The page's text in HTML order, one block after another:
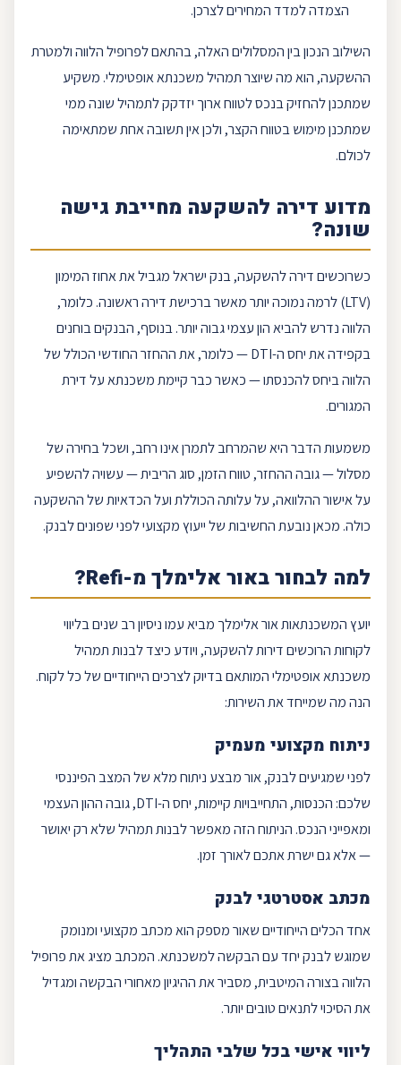
הצמדה למדד המחירים לצרכן.
השילוב הנכון בין המסלולים האלה, בהתאם לפרופיל הלווה ולמטרת
ההשקעה, הוא מה שיוצר תמהיל משכנתא אופטימלי. משקיע
שמתכנן להחזיק בנכס לטווח ארוך יזדקק לתמהיל שונה ממי
שמתכנן מימוש בטווח הקצר, ולכן אין תשובה אחת שמתאימה
לכולם.
מדוע דירה להשקעה מחייבת גישה
שונה?
כשרוכשים דירה להשקעה,בנק ישראלמגביל את אחוז המימון
(
LTV) לרמה נמוכה יותר מאשר ברכישתדירה ראשונה. כלומר,
הלווה נדרש להביאהון עצמיגבוה יותר. בנוסף, הבנקים בוחנים
בקפידה את יחס ה-DTI — כלומר, את ההחזר החודשי הכולל של
הלווה ביחס להכנסתו — כאשר כבר קיימת משכנתא על דירת
המגורים.
משמעות הדבר היא שהמרחב לתמרן אינו רחב, ושכל בחירה של
מסלול — גובה ההחזר, טווח הזמן, סוג הריבית — עשויה להשפיע
על אישור ההלוואה, על עלותה הכוללת ועל הכדאיות של ההשקעה
כולה. מכאן נובעת החשיבות של ייעוץ מקצועי לפני שפונים לבנק.
למה לבחור באור אלימלךמ-Refi
?
יועץ המשכנתאותאור אלימלך מביא עמו ניסיון רב שנים בליווי
לקוחות הרוכשים דירות להשקעה, ויודע כיצד לבנות תמהיל
משכנתא אופטימלי המותאם בדיוק לצרכים הייחודיים של כל לקוח.
הנה מה שמייחד את השירות:
ניתוח מקצועי מעמיק
לפני שמגיעים לבנק, אור מבצע ניתוח מלא של המצב הפיננסי
שלכם: הכנסות, התחייבויות קיימות, יחס ה-DTI, גובה ההון העצמי
ומאפייני הנכס. הניתוח הזה מאפשר לבנות תמהיל שלא רק יאושר
— אלא גם ישרת אתכם לאורך זמן.
מכתב אסטרטגי לבנק
אחד הכלים הייחודיים שאור מספק הוא מכתב מקצועי ומנומק
שמוגש לבנק יחד עם הבקשה למשכנתא. המכתב מציג את פרופיל
הלווה בצורה המיטבית, מסביר את ההיגיון מאחורי הבקשה ומגדיל
את הסיכוי לתנאים טובים יותר.
ליווי אישי בכל שלבי התהליך